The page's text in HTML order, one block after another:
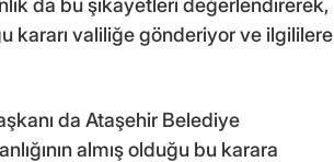
da bu şikayetleri değerlendirerek,
kararı valiliğe gönderiyor ve ilgililere
da Ataşehir Belediye
almış olduğu bu karara